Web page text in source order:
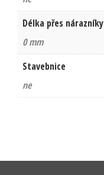
Délka přes nárazníky
0 mm
Stavebnice
ne